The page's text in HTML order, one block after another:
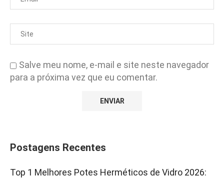
Salve meu nome, e-mail e site neste navegador
para a próxima vez que eu comentar.
Postagens Recentes
Top 1 Melhores Potes Herméticos de Vidro 2026: